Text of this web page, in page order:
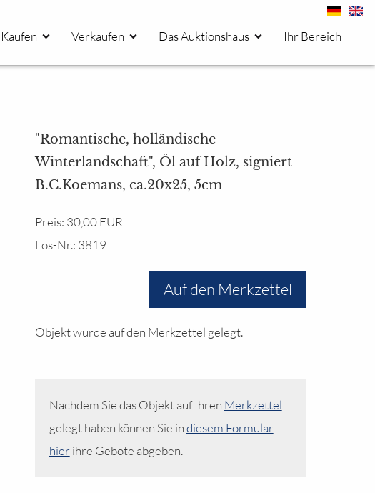
Kaufen Verkaufen Das Auktionshaus Ihr Bereich
"Romantische, holländische
Winterlandschaft", Öl auf Holz, signiert
B.C.Koemans, ca.20x25, 5cm
Preis: 30,00 EUR
Los-Nr.: 3819
Auf den Merkzettel
Objekt wurde auf den Merkzettel gelegt.
Nachdem Sie das Objekt auf Ihren Merkzettel
gelegt haben können Sie indiesem Formular
hierihre Gebote abgeben.